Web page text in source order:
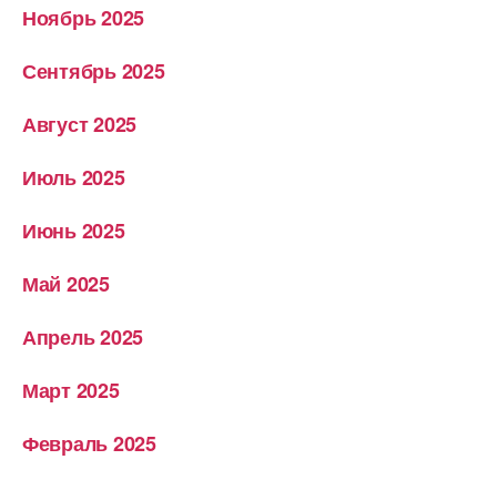
Ноябрь 2025
Сентябрь 2025
Август 2025
Июль 2025
Июнь 2025
Май 2025
Апрель 2025
Март 2025
Февраль 2025